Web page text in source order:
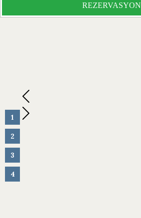
REZERVASYON
1
2
3
4